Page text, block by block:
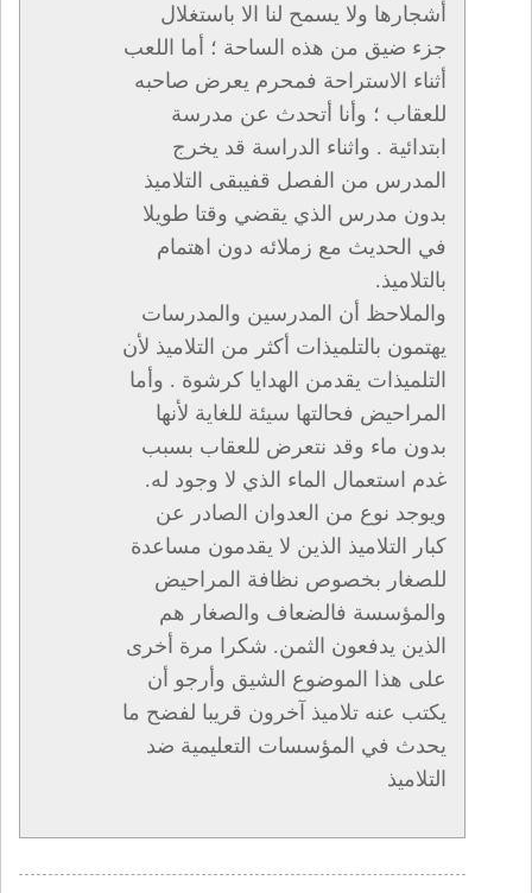
أشجارها ولا يسمح لنا الا باستغلال
جزء ضيق من هذه الساحة ؛ أما اللعب
أثناء الاستراحة فمحرم يعرض صاحبه
للعقاب ؛ وأنا أتحدث عن مدرسة
ابتدائية . واثناء الدراسة قد يخرج
المدرس من الفصل قفيبقى التلاميذ
بدون مدرس الذي يقضي وقتا طويلا
في الحديث مع زملائه دون اهتمام
بالتلاميذ.
والملاحظ أن المدرسين والمدرسات
يهتمون بالتلميذات أكثر من التلاميذ لأن
التلميذات يقدمن الهدايا كرشوة . وأما
المراحيض فحالتها سيئة للغاية لأنها
بدون ماء وقد نتعرض للعقاب بسبب
غدم استعمال الماء الذي لا وجود له.
ويوجد نوع من العدوان الصادر عن
كبار التلاميذ الذين لا يقدمون مساعدة
للصغار بخصوص نظافة المراحيض
والمؤسسة فالضعاف والصغار هم
الذين يدفعون الثمن. شكرا مرة أخرى
على هذا الموضوع الشيق وأرجو أن
يكتب عنه تلاميذ آخرون قريبا لفضح ما
يحدث في المؤسسات التعليمية ضد
التلاميذ